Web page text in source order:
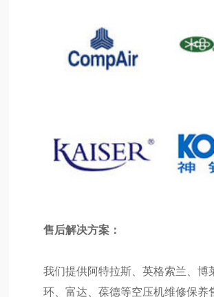
售后解决方案：
我们提供阿特拉斯、英格索兰、
环、富达、葆德等空压机维修保养